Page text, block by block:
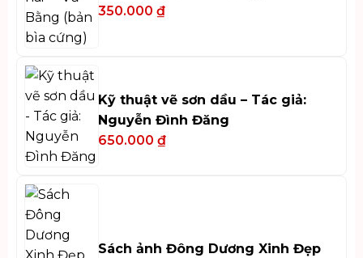
350.000 ₫
Kỹ thuật vẽ sơn dầu – Tác giả:
Nguyễn Đình Đăng
650.000 ₫
Sách ảnh Đông Dương Xinh Đẹp